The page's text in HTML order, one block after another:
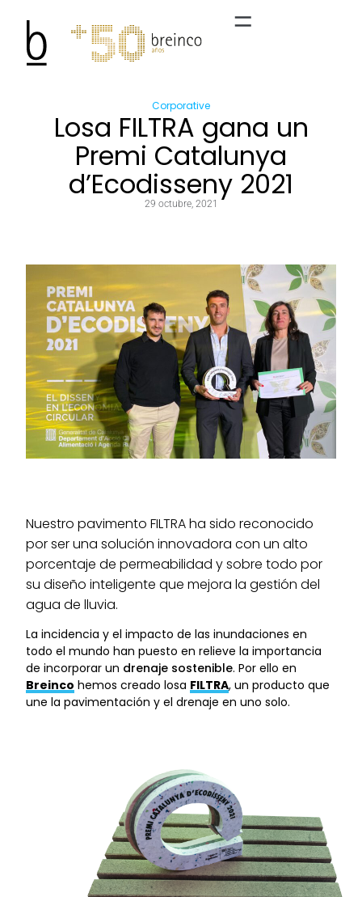
Corporative
Losa FILTRA gana un
Premi Catalunya
d’Ecodisseny 2021
29 octubre, 2021
Nuestro pavimento FILTRA ha sido reconocido
por ser una solución innovadora con un alto
porcentaje de permeabilidad y sobre todo por
su diseño inteligente que mejora la gestión del
agua de lluvia.
La incidencia y el impacto de las inundaciones en
todo el mundo han puesto en relieve la importancia
de incorporar un drenaje sostenible. Por ello en
Breinco hemos creado losa FILTRA, un producto que
une la pavimentación y el drenaje en uno solo.